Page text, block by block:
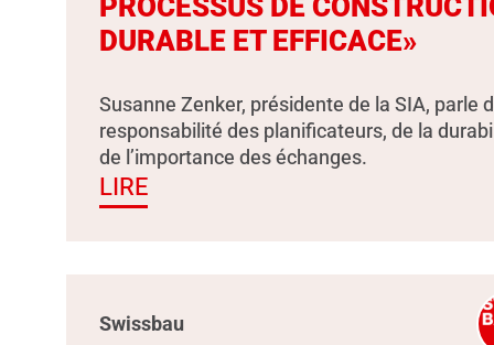
PROCESSUS DE
DURABLE ET EFFICACE»
Susanne Zenker, présidente de la SIA, parle
responsabilité des planificateurs, de la
de l’importance des échanges.
LIRE
Swissbau